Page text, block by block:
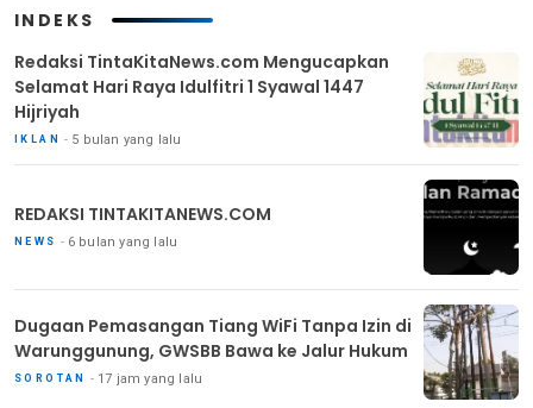
INDEKS
Redaksi TintaKitaNews.com Mengucapkan
Selamat Hari Raya Idulfitri 1 Syawal 1447
Hijriyah
IKLAN 5 bulan yang lalu
REDAKSI TINTAKITANEWS.COM
NEWS 6 bulan yang lalu
Dugaan Pemasangan Tiang WiFi Tanpa Izin di
Warunggunung, GWSBB Bawa ke Jalur Hukum
SOROTAN 17 jam yang lalu